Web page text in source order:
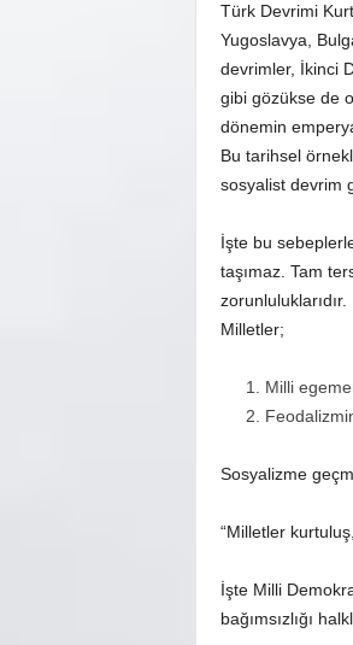
Türk Devrimi
Yugoslavya,
devrimler, İkinci
gibi gözükse de
dönemin
Bu tarihsel
sosyalist devrim
İşte bu
taşımaz. Tam
zorunluluklarıdır.
Milletler;
Milli
Sosyalizme
“Milletler
İşte Milli
bağımsızlığı